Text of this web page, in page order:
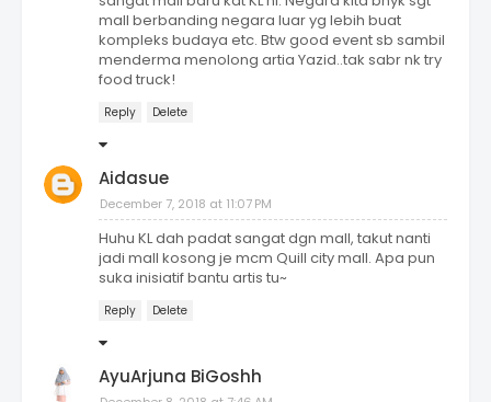
mall berbanding negara luar yg lebih buat
kompleks budaya etc. Btw good event sb sambil
menderma menolong artia Yazid..tak sabr nk try
food truck!
Reply Delete
Aidasue
December 7, 2018 at 11:07 PM
Huhu KL dah padat sangat dgn mall, takut nanti
jadi mall kosong je mcm Quill city mall. Apa pun
suka inisiatif bantu artis tu~
Reply Delete
AyuArjuna BiGoshh